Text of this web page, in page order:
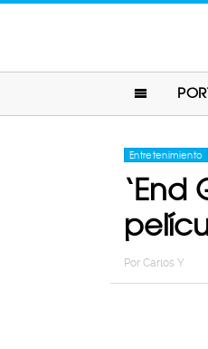
Entretenimiento
‘End
Por Carlos Y